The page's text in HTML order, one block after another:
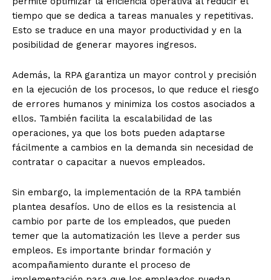
tiempo que se dedica a tareas manuales y repetitivas.
Esto se traduce en una mayor productividad y en la
posibilidad de generar mayores ingresos.
Además, la RPA garantiza un mayor control y precisión
en la ejecución de los procesos, lo que reduce el riesgo
de errores humanos y minimiza los costos asociados a
ellos. También facilita la escalabilidad de las
operaciones, ya que los bots pueden adaptarse
fácilmente a cambios en la demanda sin necesidad de
contratar o capacitar a nuevos empleados.
Sin embargo, la implementación de la RPA también
plantea desafíos. Uno de ellos es la resistencia al
cambio por parte de los empleados, que pueden
temer que la automatización les lleve a perder sus
empleos. Es importante brindar formación y
acompañamiento durante el proceso de